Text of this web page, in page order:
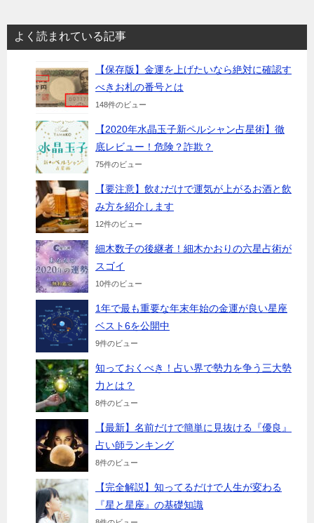
よく読まれている記事
【保存版】金運を上げたいなら絶対に確認す
べきお札の番号とは
148件のビュー
【2020年水晶玉子新ペルシャン占星術】徹
底レビュー！危険？詐欺？
75件のビュー
【要注意】飲むだけで運気が上がるお酒と飲
み方を紹介します
12件のビュー
細木数子の後継者！細木かおりの六星占術が
スゴイ
10件のビュー
1年で最も重要な年末年始の金運が良い星座
ベスト6を公開中
9件のビュー
知っておくべき！占い界で勢力を争う三大勢
力とは？
8件のビュー
【最新】名前だけで簡単に見抜ける『優良』
占い師ランキング
8件のビュー
【完全解説】知ってるだけで人生が変わる
『星と星座』の基礎知識